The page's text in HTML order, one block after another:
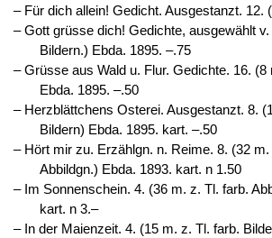
‒ Für dich allein! Gedicht. Ausgestanzt. 12.
‒ Gott grüsse dich! Gedichte, ausgewählt
Bildern.) Ebda. 1895. –.75
‒ Grüsse aus Wald u. Flur. Gedichte. 16. (8
Ebda. 1895. –.50
‒ Herzblättchens Osterei. Ausgestanzt. 8.
Bildern) Ebda. 1895. kart. –.50
‒ Hört mir zu. Erzählgn. n. Reime. 8. (32 m.
Abbildgn.) Ebda. 1893. kart. n 1.50
‒ Im Sonnenschein. 4. (36 m. z. Tl. farb.
kart. n 3.–
‒ In der Maienzeit. 4. (15 m. z. Tl. farb.